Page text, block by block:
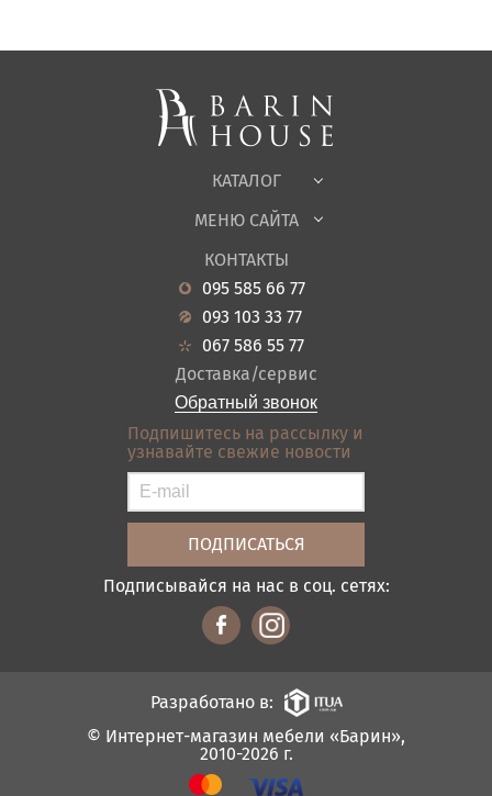
КАТАЛОГ
Спальни, Кровати
Корпусная мебель
Офисная мебель
Садовая мебель
Гостиная
Кухня
Прихожие
Ванная
Акции
МЕНЮ САЙТА
О нас
Новости
Гарантия
Кредит
Оплата и доставка
Отзывы
Контакты
Карта сайта
Условия покупки
КОНТАКТЫ
095 585 66 77
093 103 33 77
067 586 55 77
Доставка/сервис
Обратный звонок
Подпишитесь на рассылку и
узнавайте свежие новости
Подписывайся на нас в соц. сетях:
© Интернет-магазин мебели «Барин»,
2010-2026 г.
Разработано в: